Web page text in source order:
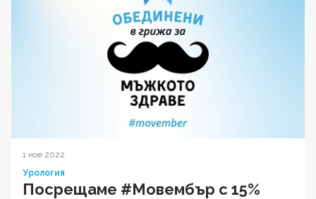
1 ное 2022
Урология
Посрещаме #Moвембър с 15%